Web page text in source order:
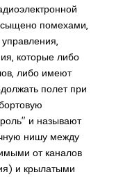
помехами,
которые либо
либо имеют
полет при
и называют
нишу между
от каналов
и крылатыми